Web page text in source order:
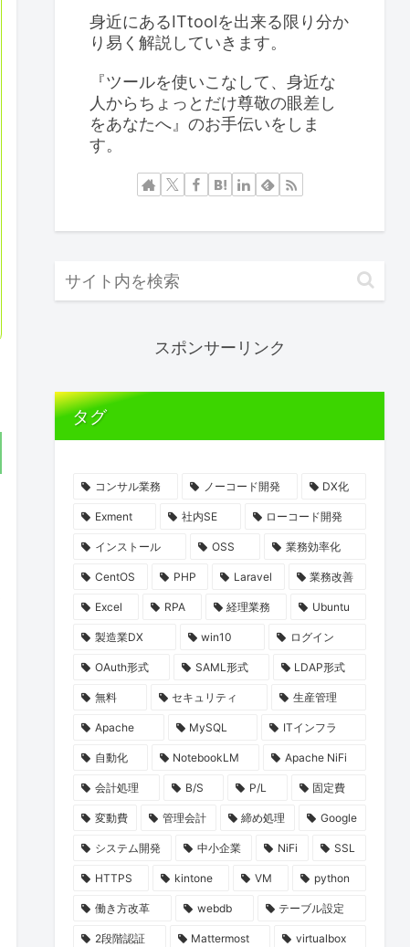
身近にあるITtoolを出来る限り分か
り易く解説していきます。
『ツールを使いこなして、身近な
人からちょっとだけ尊敬の眼差し
をあなたへ』のお手伝いをしま
す。
スポンサーリンク
タグ
コンサル業務 ノーコード開発 DX化
Exment 社内SE ローコード開発
インストール OSS 業務効率化
CentOS PHP Laravel 業務改善
Excel RPA 経理業務 Ubuntu
製造業DX win10 ログイン
OAuth形式 SAML形式 LDAP形式
無料 セキュリティ 生産管理
Apache MySQL ITインフラ
自動化 NotebookLM Apache NiFi
会計処理 B/S P/L 固定費
変動費 管理会計 締め処理 Google
システム開発 中小企業 NiFi SSL
HTTPS kintone VM python
働き方改革 webdb テーブル設定
2段階認証 Mattermost virtualbox